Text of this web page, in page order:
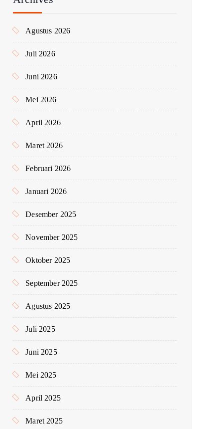
:
Agustus 2026
Juli 2026
Juni 2026
Mei 2026
April 2026
Maret 2026
Februari 2026
Januari 2026
Desember 2025
November 2025
Oktober 2025
September 2025
Agustus 2025
Juli 2025
Juni 2025
Mei 2025
April 2025
Maret 2025